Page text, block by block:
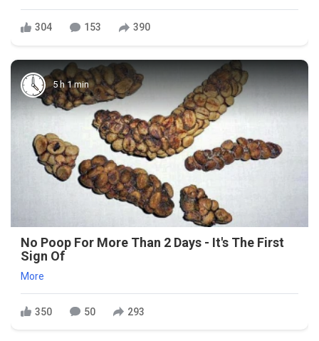
304 153 390
5 h 1 min
No Poop For More Than 2 Days - It's The First
Sign Of
More
350 50 293